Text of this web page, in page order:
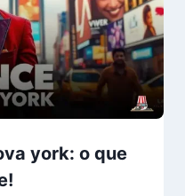
york: o que